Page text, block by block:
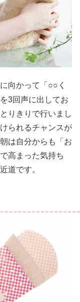
に向かって「○○く
3回声に出してお
りきりで行いまし
られるチャンスが
は自分からも「お
高まった気持ち
道です。